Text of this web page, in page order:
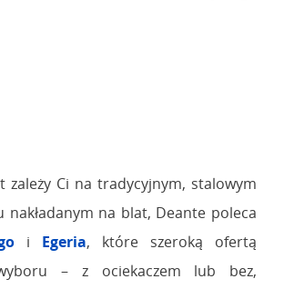
zależy Ci na tradycyjnym, stalowym
nakładanym na blat, Deante poleca
i Egeria, które szeroką ofertą
– z ociekaczem lub bez,